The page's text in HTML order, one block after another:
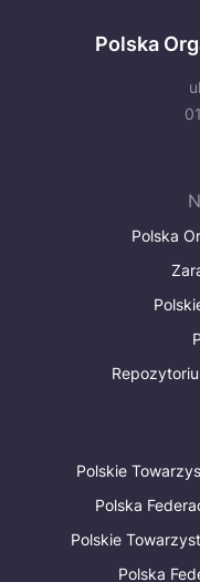
Polska
Polska
Polskie
Polska
Polskie
Polska